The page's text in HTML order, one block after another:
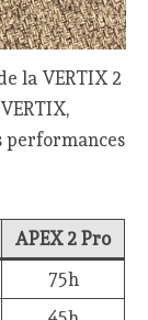
la VERTIX 2
performances
APEX 2 Pro
75h